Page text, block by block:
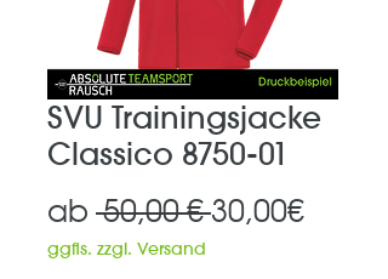
SVU Trainingsjacke
Classico 8750-01
ab 50,00 € 30,00€Sale-
ggfls. zzgl. Versand